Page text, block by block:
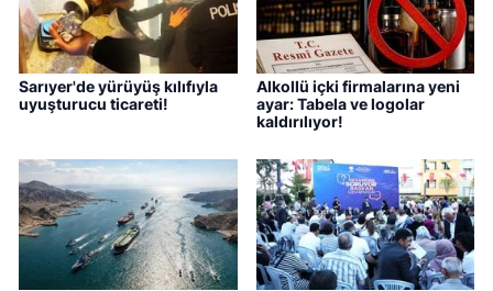
Sarıyer'de yürüyüş kılıfıyla
uyuşturucu ticareti!
Alkollü içki firmalarına yeni
ayar: Tabela ve logolar
kaldırılıyor!